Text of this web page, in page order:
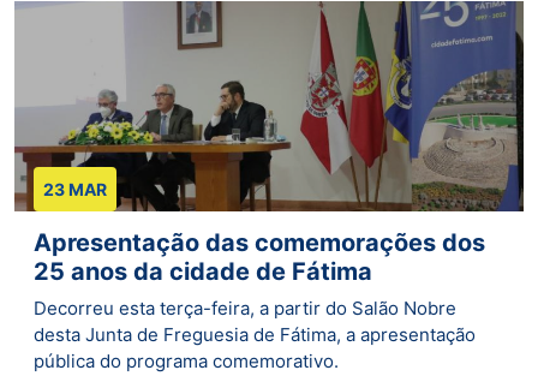
23 MAR
Apresentação das comemorações dos
25 anos da cidade de Fátima
Decorreu esta terça-feira, a partir do Salão Nobre
desta Junta de Freguesia de Fátima, a apresentação
pública do programa comemorativo.